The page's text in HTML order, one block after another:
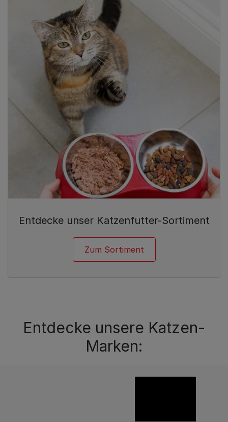
Entdecke unser Katzenfutter-Sortiment
Zum Sortiment
Entdecke unsere Katzen-
Marken: